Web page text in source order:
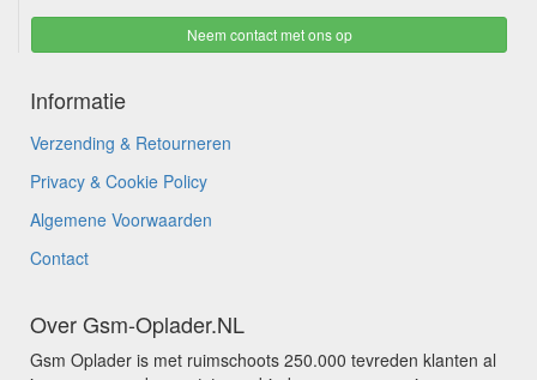
Neem contact met ons op
Informatie
Verzending & Retourneren
Privacy & Cookie Policy
Algemene Voorwaarden
Contact
Over Gsm-Oplader.NL
Gsm Oplader is met ruimschoots 250.000 tevreden klanten al